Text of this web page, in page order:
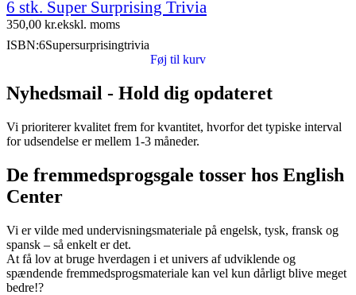
8 stk. tilbage
6 stk. Super Surprising Trivia
350,00 kr.ekskl. moms
ISBN:6Supersurprisingtrivia
Føj til kurv
Nyhedsmail - Hold dig opdateret
Vi prioriterer kvalitet frem for kvantitet, hvorfor det typiske interval
for udsendelse er mellem 1-3 måneder.
De fremmedsprogsgale tosser hos English
Center
Vi er vilde med undervisningsmateriale på engelsk, tysk, fransk og
spansk – så enkelt er det.
At få lov at bruge hverdagen i et univers af udviklende og
spændende fremmedsprogsmateriale kan vel kun dårligt blive meget
bedre!?